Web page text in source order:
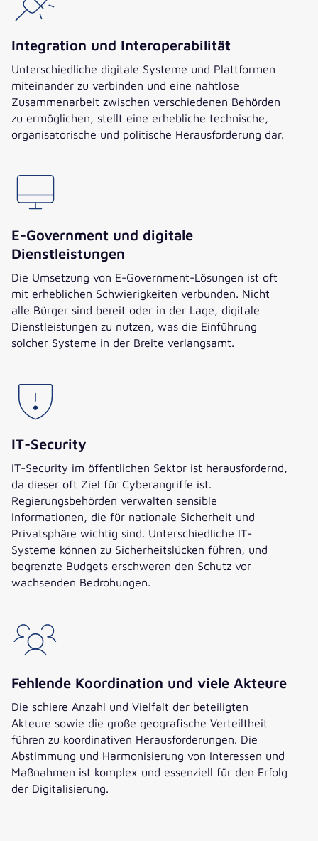
Integration und Interoperabilität
Unterschiedliche digitale Systeme und Plattformen
miteinander zu verbinden und eine nahtlose
Zusammenarbeit zwischen verschiedenen Behörden
zu ermöglichen, stellt eine erhebliche technische,
organisatorische und politische Herausforderung dar.
E-Government und digitale
Dienstleistungen
Die Umsetzung von E-Government-Lösungen ist oft
mit erheblichen Schwierigkeiten verbunden. Nicht
alle Bürger sind bereit oder in der Lage, digitale
Dienstleistungen zu nutzen, was die Einführung
solcher Systeme in der Breite verlangsamt.
IT-Security
IT-Security im öffentlichen Sektor ist herausfordernd,
da dieser oft Ziel für Cyberangriffe ist.
Regierungsbehörden verwalten sensible
Informationen, die für nationale Sicherheit und
Privatsphäre wichtig sind. Unterschiedliche IT-
Systeme können zu Sicherheitslücken führen, und
begrenzte Budgets erschweren den Schutz vor
wachsenden Bedrohungen.
Fehlende Koordination und viele Akteure
Die schiere Anzahl und Vielfalt der beteiligten
Akteure sowie die große geografische Verteiltheit
führen zu koordinativen Herausforderungen. Die
Abstimmung und Harmonisierung von Interessen und
Maßnahmen ist komplex und essenziell für den Erfolg
der Digitalisierung.